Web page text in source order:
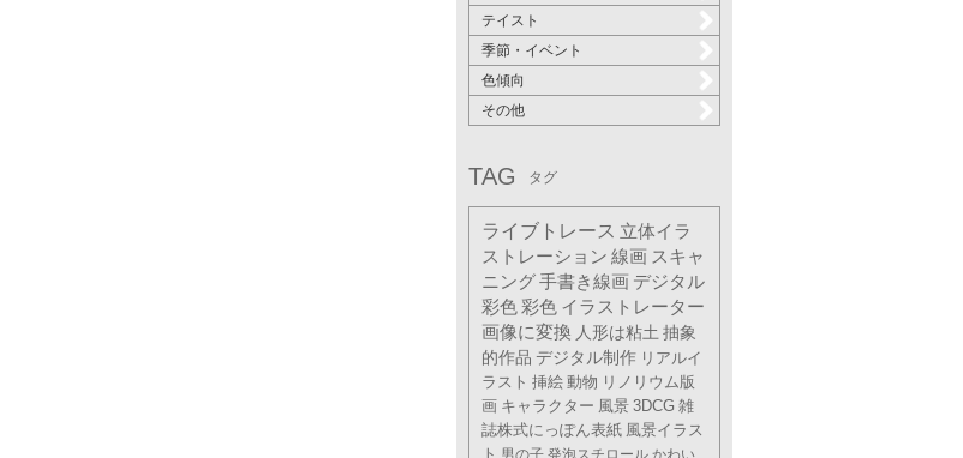
テイスト
季節・イベント
色傾向
その他
TAG タグ
ライブトレース 立体イラ
ストレーション 線画 スキャ
ニング手書き線画 デジタル
彩色彩色 イラストレーター
画像に変換 人形は粘土 抽象
的作品 デジタル制作 リアルイ
ラスト 挿絵 動物 リノリウム版
画 キャラクター 風景 3DCG 雑
誌株式にっぽん表紙 風景イラス
ト 男の子 発泡スチロール かわい